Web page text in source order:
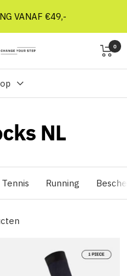
VANAF €49,-
0
NL
Running